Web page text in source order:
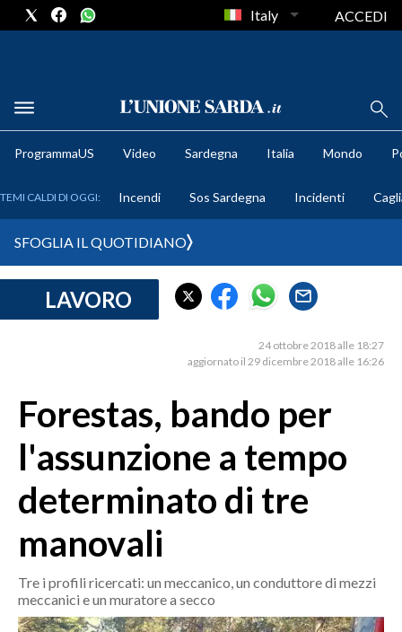
METEO
CRONACA SARDEGNA
MEDIO CAMPIDANO
SASSARI E PROVINCIA
GALLURA
NUORO E PROVINCIA
OGLIASTRA
CRONACA
Italy ACCEDI
ProgrammaUS Video Sardegna Italia Mondo
TEMI CALDI DI OGGI: Incendi Sos Sardegna Incidenti
SFOGLIA IL QUOTIDIANO
LAVORO
24 ottobre 2018 alle 18:27
aggiornato il 29 dicembre 2018 alle 16:26
Forestas, bando per
l'assunzione a tempo
determinato di tre
manovali
Tre i profili ricercati: un meccanico, un conduttore di mezzi
meccanici e un muratore a secco